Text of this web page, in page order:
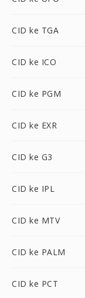
CID ke TGA
CID ke ICO
CID ke PGM
CID ke EXR
CID ke G3
CID ke IPL
CID ke MTV
CID ke PALM
CID ke PCT